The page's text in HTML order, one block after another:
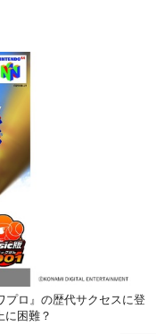
ロ』の歴代サクセスに登
困難？